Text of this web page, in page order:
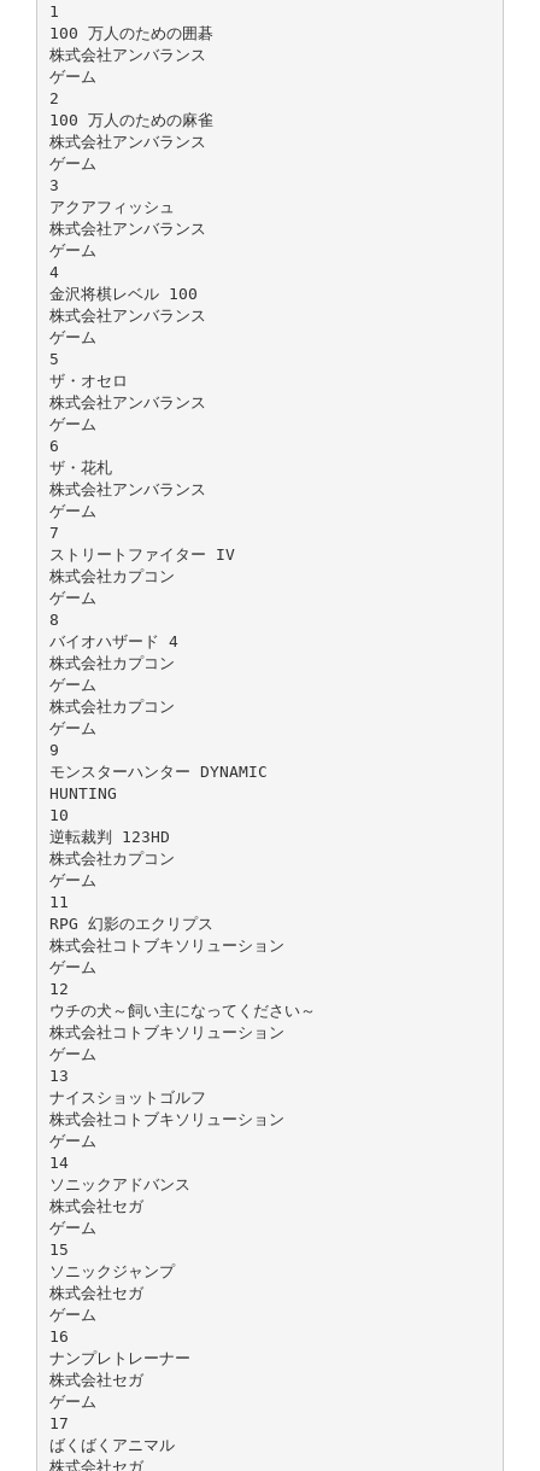
1
100 万人のための囲碁
株式会社アンバランス
ゲーム
2
100 万人のための麻雀
株式会社アンバランス
ゲーム
3
アクアフィッシュ
株式会社アンバランス
ゲーム
4
金沢将棋レベル 100
株式会社アンバランス
ゲーム
5
ザ・オセロ
株式会社アンバランス
ゲーム
6
ザ・花札
株式会社アンバランス
ゲーム
7
ストリートファイター IV
株式会社カプコン
ゲーム
8
バイオハザード 4
株式会社カプコン
ゲーム
株式会社カプコン
ゲーム
9
モンスターハンター DYNAMIC
HUNTING
10
逆転裁判 123HD
株式会社カプコン
ゲーム
11
RPG 幻影のエクリプス
株式会社コトブキソリューション
ゲーム
12
ウチの犬～飼い主になってください～
株式会社コトブキソリューション
ゲーム
13
ナイスショットゴルフ
株式会社コトブキソリューション
ゲーム
14
ソニックアドバンス
株式会社セガ
ゲーム
15
ソニックジャンプ
株式会社セガ
ゲーム
16
ナンプレトレーナー
株式会社セガ
ゲーム
17
ばくばくアニマル
株式会社セガ